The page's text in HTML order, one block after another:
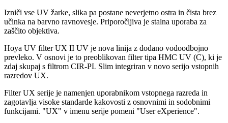
Izniči vse UV žarke, slika pa postane neverjetno ostra in čista brez
učinka na barvno ravnovesje. Priporočljiva je stalna uporaba za
zaščito objektiva.
Hoya UV filter UX II UV je nova linija z dodano vodoodbojno
prevleko. V osnovi je to preoblikovan filter tipa HMC UV (C), ki je
zdaj skupaj s filtrom CIR-PL Slim integriran v novo serijo vstopnih
razredov UX.
Filter UX serije je namenjen uporabnikom vstopnega razreda in
zagotavlja visoke standarde kakovosti z osnovnimi in sodobnimi
funkcijami. "UX" v imenu serije pomeni "User eXperience".